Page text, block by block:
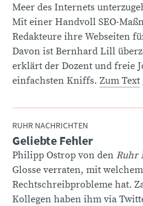
Meer des Internets
Mit einer Handvoll SEO-
Redakteure ihre Webseiten
Davon ist Bernhard Lill
erklärt der Dozent und freie
einfachsten Kniffs. Zum Text
RUHR NACHRICHTEN
:Geliebte Fehler
Philipp Ostrop von den Ruhr
Glosse verraten, mit
Rechtschreibprobleme hat.
Kollegen haben ihm via